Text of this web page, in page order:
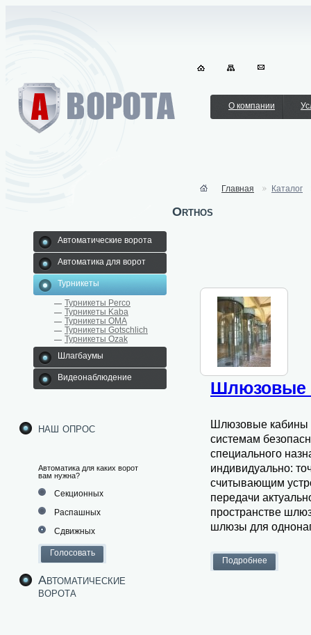
О компании
Автоматические ворота
Автоматика для ворот
Турникеты
Турникеты Perco
Турникеты Kaba
Турникеты ОМА
Турникеты Gotschlich
Турникеты Ozak
Шлагбаумы
Видеонаблюдение
наш опрос
Автоматика для каких ворот
вам нужна?
Секционных
Распашных
Сдвижных
Автоматические
ворота
Главная Каталог
Orthos
Шлюзовые
Шлюзовые кабины
системам
специального
индивидуально:
считывающим
передачи
пространстве
шлюзы для